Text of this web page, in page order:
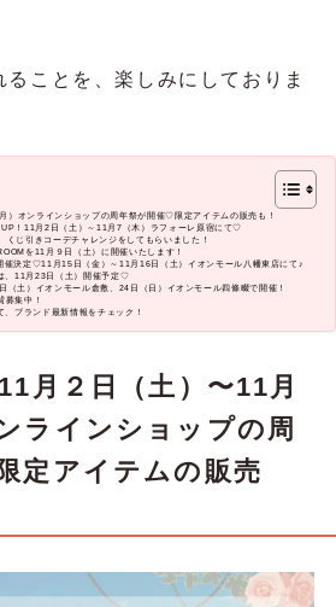
ことを、楽しみにしておりま
）オンラインショップの周年祭が開催♡限定アイテムの販売も！
！11月2日（土）～11月7（木）ラフォーレ原宿にて♡
くじ引きコーデチャレンジをしてもらいました！
を11月９日（土）に開催いたします！
催決定♡11月15日（金）～11月16日（土）イオンモール八幡東店にて♪
、11月23日（土）開催予定♡
土）イオンモール倉敷、24日（日）イオンモール四條畷で開催！
募集中！
ブランド最新情報をチェック！
月２日（土）〜11月
ラインショップの周
定アイテムの販売